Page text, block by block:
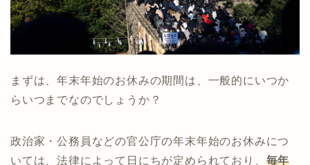
まずは、年末年始のお休みの期間は、一般的にいつか
らいつまでなのでしょうか？
政治家・公務員などの官公庁の年末年始のお休みにつ
いては、法律によって日にちが定められており、 毎年